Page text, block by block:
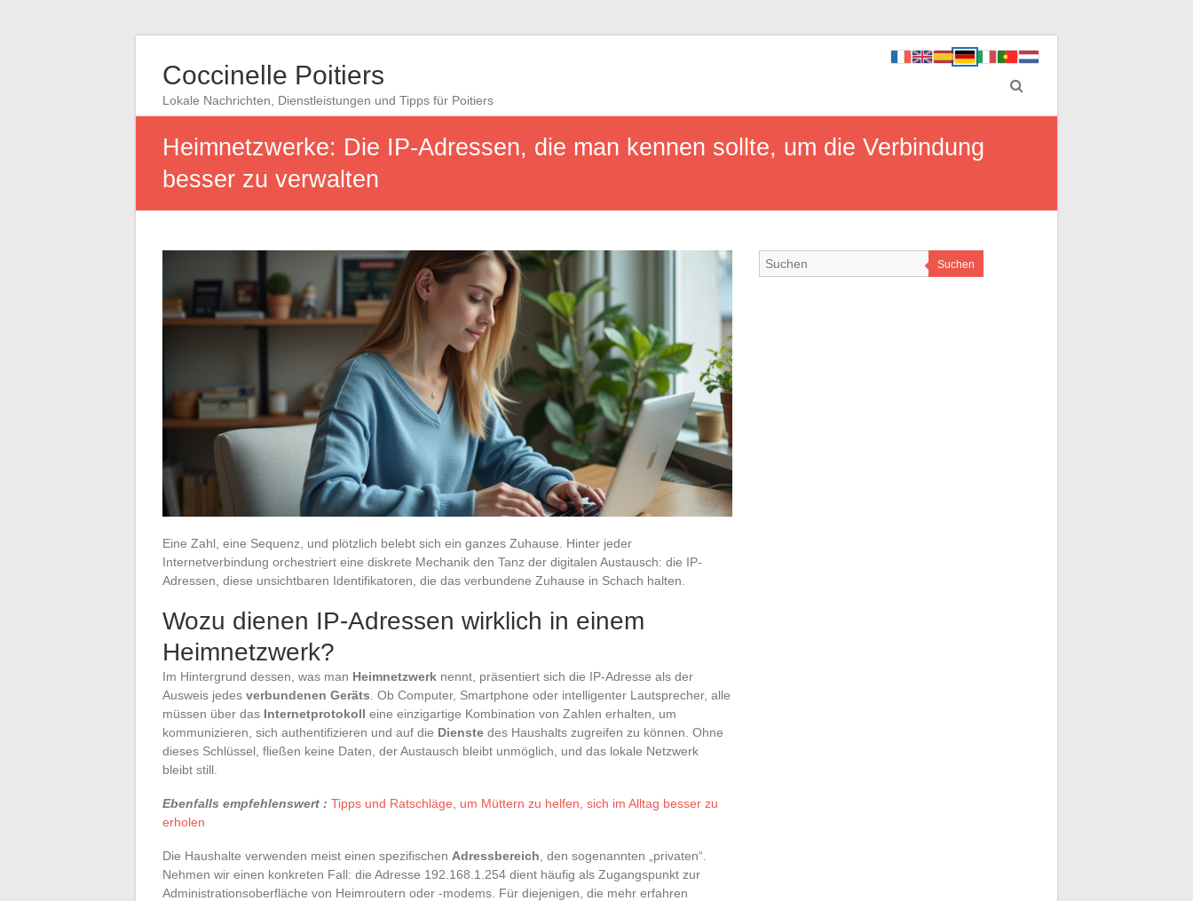
Coccinelle Poitiers
Lokale Nachrichten, Dienstleistungen und Tipps für Poitiers
Heimnetzwerke: Die IP-Adressen, die man kennen sollte, um die Verbindung
besser zu verwalten
Eine Zahl, eine Sequenz, und plötzlich belebt sich ein ganzes Zuhause. Hinter jeder
Internetverbindung orchestriert eine diskrete Mechanik den Tanz der digitalen Austausch: die IP-
Adressen, diese unsichtbaren Identifikatoren, die das verbundene Zuhause in Schach halten.
Wozu dienen IP-Adressen wirklich in einem
Heimnetzwerk?
Im Hintergrund dessen, was man Heimnetzwerk nennt, präsentiert sich die IP-Adresse als der
Ausweis jedes verbundenen Geräts . Ob Computer, Smartphone oder intelligenter Lautsprecher, alle
müssen über das Internetprotokoll eine einzigartige Kombination von Zahlen erhalten, um
kommunizieren, sich authentifizieren und auf die Dienste des Haushalts zugreifen zu können. Ohne
dieses Schlüssel, fließen keine Daten, der Austausch bleibt unmöglich, und das lokale Netzwerk
bleibt still.
Ebenfalls empfehlenswert : Tipps und Ratschläge, um Müttern zu helfen, sich im Alltag besser zu
erholen
Die Haushalte verwenden meist einen spezifischen Adressbereich , den sogenannten „privaten“.
Nehmen wir einen konkreten Fall: die Adresse 192.168.1.254 dient häufig als Zugangspunkt zur
Administrationsoberfläche von Heimroutern oder -modems. Für diejenigen, die mehr erfahren
Suchen